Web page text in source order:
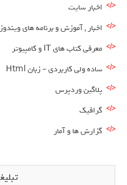
اخبار سایت
اخبار , آموزش و برنامه های
معرفی کتاب های IT و کامپیوتر
ساده ولی کاربردی – زبان Html
پلاگین وردپرس
گرافیک
گزارش ها و آمار